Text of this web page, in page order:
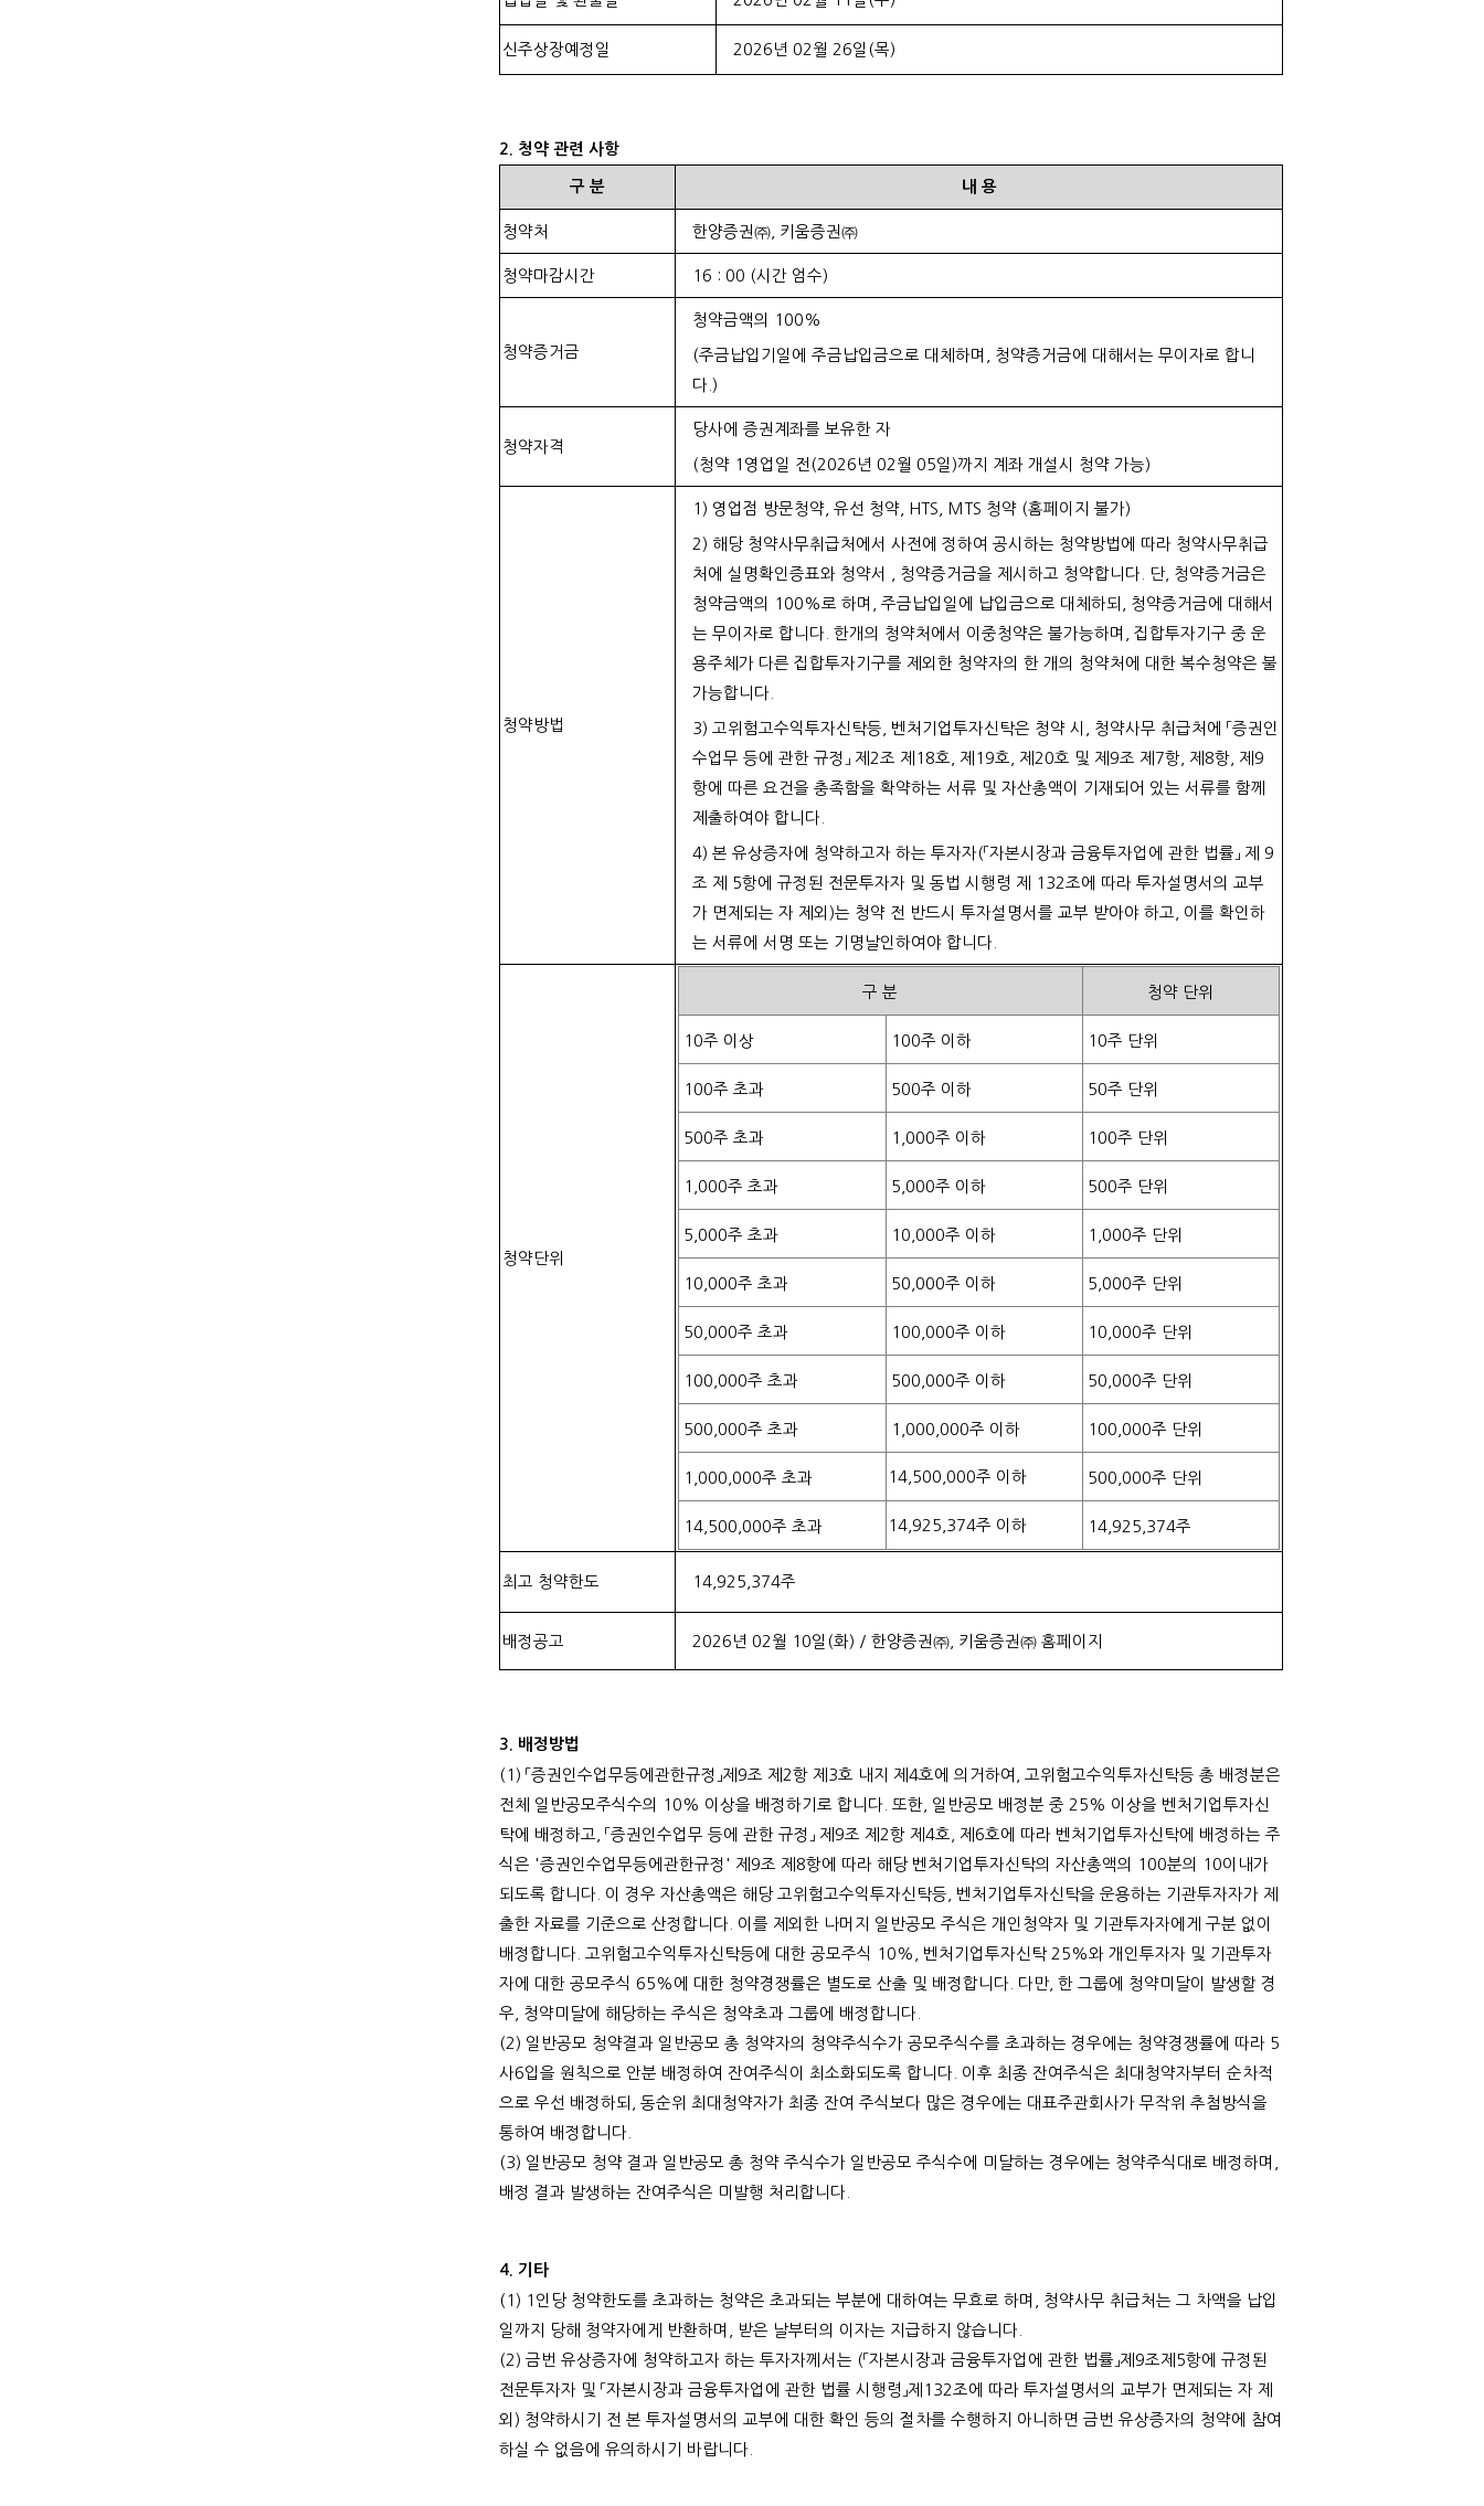
신주상장예정일 2026 년 02 월 26일 (목)
2. 청약 관련 사항
구 분 내 용
청약처 한양증권㈜ 키움증권㈜
청약마감시간 16 : 00 (시간 엄수)
청약증거금
청약금액의 100%
(주금납입기일에 주금납입금으로 대체하며
청약증거금에 대해서는 무이자로 합니
다 .)
청약자격
당사에 증권계좌를 보유한 자
(청약 1 영업일 전 (2026 년02 월05일 )까지 계좌 개설시 청약 가능)
청약방법
1) 영업점 방문청약 ,유선 청약 , HTS, MTS 청약 (홈페이지 불가)
2) 해당 청약사무취급처에서 사전에 정하여 공시하는 청약방법에 따라 청약사무취급
처에 실명확인증표와 청약서
청약증거금을 제시하고 청약합니다 단, 청약증거금은
청약금액의
100%로 하며 ,주금납입일에 납입금으로 대체하되
청약증거금에 대해서
는 무이자로 합니다 .한개의 청약처에서 이중청약은 불가능하며 ,집합투자기구 중 운
용주체가 다른 집합투자기구를 제외한 청약자의 한 개의 청약처에 대한 복수청약은 불
가능합니다
3)고위험고수익투자신탁등 벤처기업투자신탁은 청약 시
청약사무 취급처에 「증권인
수업무 등에 관한 규정」 제 2조 제 18호 제 19호 제 20호 및 제 9조 제 7항 제 8항 제 9
항에 따른 요건을 충족함을 확약하는 서류 및 자산총액이 기재되어 있는 서류를 함께
제출하여야 합니다
4)본 유상증자에 청약하고자 하는 투자자(「자본시장과 금융투자업에 관한 법률」 제
9
조 제
5항에 규정된 전문투자자 및 동법 시행령 제 132조에 따라 투자설명서의 교부
가 면제되는 자 제외 )는 청약 전 반드시 투자설명서를 교부 받아야 하고
이를 확인하
는 서류에 서명 또는 기명날인하여야 합니다
청약단위
구 분 청약 단위
10주 이상 100주 이하 10주 단위
100주 초과 500주 이하 50주 단위
500주 초과 1,000주 이하 100주 단위
1,000주 초과 5,000주 이하 500주 단위
5,000주 초과 10,000주 이하 1,000주 단위
10,000주 초과 50,000주 이하 5,000주 단위
50,000주 초과 100,000주 이하 10,000주 단위
100,000주 초과 500,000주 이하 50,000주 단위
500,000주 초과 1,000,000주 이하 100,000주 단위
1,000,000주 초과 14,500,000주 이하 500,000주 단위
14,500,000주 초과 14,925,374주 이하 14,925,374주
최고 청약한도 14,925,374주
배정공고 2026 년 02 월 10일 (화) /한양증권㈜ 키움증권㈜ 홈페이지
3. 배정방법
(1) 「증권인수업무등에관한규정」제 9조 제 2항 제 3호 내지 제 4호에 의거하여
고위험고수익투자신탁등 총 배정분은
전체 일반공모주식수의
10% 이상을 배정하기로 합니다 또한 일반공모 배정분 중 25% 이상을 벤처기업투자신
탁에 배정하고 「증권인수업무 등에 관한 규정」 제 9조 제 2항 제 4호 제 6호에 따라 벤처기업투자신탁에 배정하는 주
식은 '증권인수업무등에관한규정 ' 제 9조 제 8항에 따라 해당 벤처기업투자신탁의 자산총액의 100분의 10이내가
되도록 합니다 이 경우 자산총액은 해당 고위험고수익투자신탁등
벤처기업투자신탁을 운용하는 기관투자자가 제
출한 자료를 기준으로 산정합니다 이를 제외한 나머지 일반공모 주식은 개인청약자 및 기관투자자에게 구분 없이
배정합니다 고위험고수익투자신탁등에 대한 공모주식 10%, 벤처기업투자신탁25%와 개인투자자 및 기관투자
자에 대한 공모주식 65% 에 대한 청약경쟁률은 별도로 산출 및 배정합니다 다만, 한 그룹에 청약미달이 발생할 경
우
청약미달에 해당하는 주식은 청약초과 그룹에 배정합니다
(2) 일반공모 청약결과 일반공모 총 청약자의 청약주식수가 공모주식수를 초과하는 경우에는 청약경쟁률에 따라 5
사6입을 원칙으로 안분 배정하여 잔여주식이 최소화되도록 합니다 이후 최종 잔여주식은 최대청약자부터 순차적
으로 우선 배정하되
동순위 최대청약자가 최종 잔여 주식보다 많은 경우에는 대표주관회사가 무작위 추첨방식을
통하여 배정합니다
(3) 일반공모 청약 결과 일반공모 총 청약 주식수가 일반공모 주식수에 미달하는 경우에는 청약주식대로 배정하며
배정 결과 발생하는 잔여주식은 미발행 처리합니다
4. 기타
(1) 1 인당 청약한도를 초과하는 청약은 초과되는 부분에 대하여는 무효로 하며
청약사무 취급처는 그 차액을 납입
일까지 당해 청약자에게 반환하며
받은 날부터의 이자는 지급하지 않습니다
(2) 금번 유상증자에 청약하고자 하는 투자자께서는 (「자본시장과 금융투자업에 관한 법률」제 9조제 5항에 규정된
전문투자자 및 「자본시장과 금융투자업에 관한 법률 시행령」제 132조에 따라 투자설명서의 교부가 면제되는 자 제
외 ) 청약하시기 전 본 투자설명서의 교부에 대한 확인 등의 절차를 수행하지 아니하면 금번 유상증자의 청약에 참여
하실 수 없음에 유의하시기 바랍니다